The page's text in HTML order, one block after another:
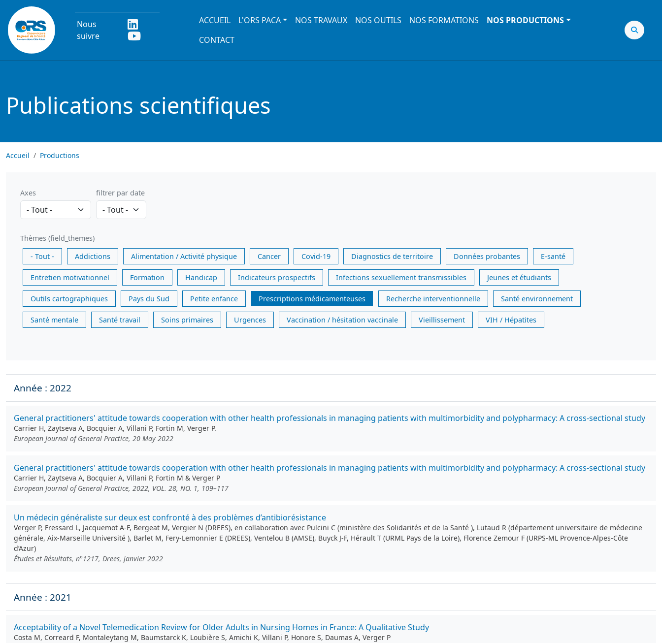
Aller au contenu principal
Nous
suivre
Main navigation
ACCUEIL L'ORS PACA NOS TRAVAUX NOS OUTILS NOS FORMATIONS
NOS PRODUCTIONS
CONTACT
Publications scientifiques
Accueil Productions
Axes filtrer par date
Thèmes (field_themes)
- Tout -
Addictions Alimentation / Activité physique Cancer Covid-19 Diagnostics de territoire Données probantes E-santé
Entretien motivationnel Formation Handicap Indicateurs prospectifs Infections sexuellement transmissibles Jeunes et étudiants
Outils cartographiques Pays du Sud Petite enfance Prescriptions médicamenteuses Recherche interventionnelle Santé environnement
Santé mentale Santé travail Soins primaires Urgences Vaccination / hésitation vaccinale Vieillissement VIH / Hépatites
Année : 2022
General practitioners' attitude towards cooperation with other health professionals in managing patients with multimorbidity and polypharmacy: A cross-sectional study
Carrier H, Zaytseva A, Bocquier A, Villani P, Fortin M, Verger P.
European Journal of General Practice, 20 May 2022
General practitioners' attitude towards cooperation with other health professionals in managing patients with multimorbidity and polypharmacy: A cross-sectional study
Carrier H, Zaytseva A, Bocquier A, Villani P, Fortin M & Verger P
European Journal of General Practice, 2022, VOL. 28, NO. 1, 109–117
Un médecin généraliste sur deux est confronté à des problèmes d’antibiorésistance
Verger P, Fressard L, Jacquemot A-F, Bergeat M, Vergier N (DREES), en collaboration avec Pulcini C (ministère des Solidarités et de la Santé ), Lutaud R (département universitaire de médecine
générale, Aix-Marseille Université ), Barlet M, Fery-Lemonnier E (DREES), Ventelou B (AMSE), Buyck J-F, Hérault T (URML Pays de la Loire), Florence Zemour F (URPS-ML Provence-Alpes-Côte
d’Azur)
Études et Résultats, n°1217, Drees, janvier 2022
Année : 2021
Acceptability of a Novel Telemedication Review for Older Adults in Nursing Homes in France: A Qualitative Study
Costa M, Correard F, Montaleytang M, Baumstarck K, Loubière S, Amichi K, Villani P, Honore S, Daumas A, Verger P